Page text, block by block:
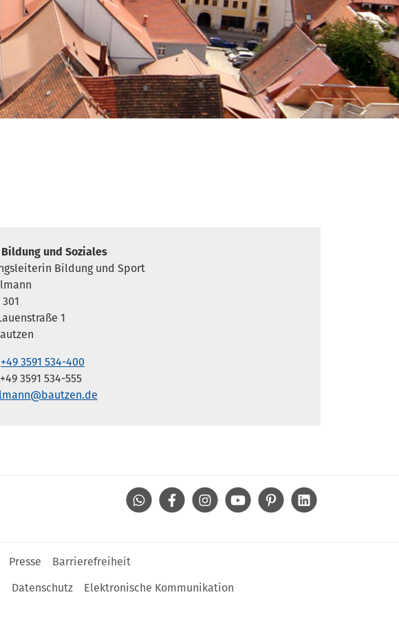
und
und Soziales
Bildung und Sport
1
+49 3591 534-400
3591 534-555
WhatsAppFacebookInstagramYoutube Pinterest
Presse
Barrierefreiheit
Datenschutz Elektronische Kommunikation